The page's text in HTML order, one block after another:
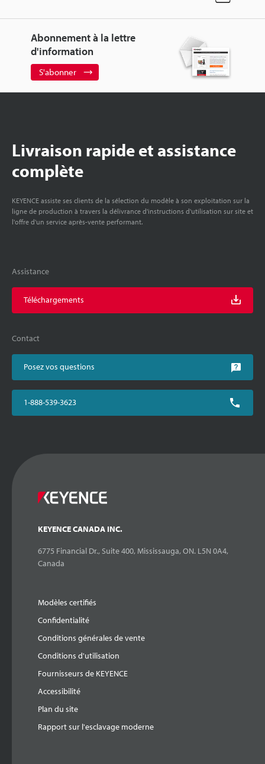
Abonnement à la lettre
d'information
S'abonner
Livraison rapide et assistance
complète
KEYENCE assiste ses clients de la sélection du modèle à son exploitation sur la
ligne de production à travers la délivrance d'instructions d'utilisation sur site et
l'offre d'un service après-vente performant.
Assistance
Téléchargements
Contact
Posez vos questions
1-888-539-3623
KEYENCE CANADA INC.
6775 Financial Dr., Suite 400, Mississauga, ON. L5N 0A4,
Canada
Modèles certifiés
Confidentialité
Conditions générales de vente
Conditions d'utilisation
Fournisseurs de KEYENCE
Accessibilité
Plan du site
Rapport sur l'esclavage moderne